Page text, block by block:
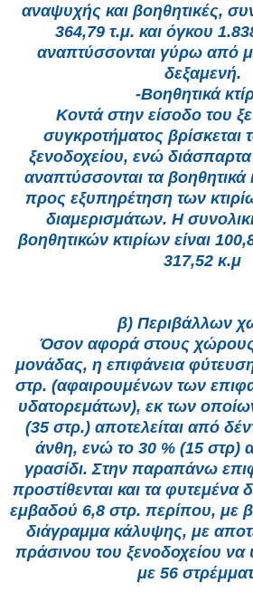
αναψυχής και βοηθητικές,
364,79 τ.μ. και όγκου
αναπτύσσονται γύρω από
δεξαμενή.
-Βοηθητικά
Κοντά στην είσοδο του
συγκροτήματος βρίσκεται
ξενοδοχείου, ενώ διάσπαρτα
αναπτύσσονται τα βοηθητικά
προς εξυπηρέτηση των
διαμερισμάτων. Η
βοηθητικών κτιρίων είναι
317,52 κ.μ
β) Περιβάλλων
Όσον αφορά στους
μονάδας, η επιφάνεια
στρ. (αφαιρουμένων των
υδατορεμάτων), εκ των
(35 στρ.) αποτελείται από
άνθη, ενώ το 30 % (15 στρ)
γρασίδι. Στην παραπάνω
προστίθενται και τα
εμβαδού 6,8 στρ. περίπου, με
διάγραμμα κάλυψης, με
πράσινου του ξενοδοχείου να
με 56